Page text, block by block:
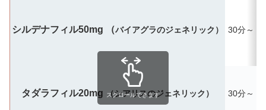
シルデナフィル50mg （バイアグラのジェネリック） 30分～
タダラフィル20mg （シアリスのジェネリック） 30分～
スクロールできます